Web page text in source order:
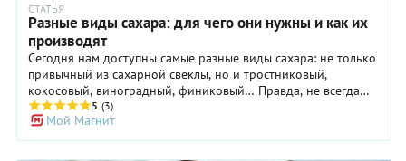
СТАТЬЯ
Разные виды сахара: для чего они нужны и как их
производят
Сегодня нам доступны самые разные виды сахара: не только
привычный из сахарной свеклы, но и тростниковый,
кокосовый, виноградный, финиковый… Правда, не всегда
они взаимозаменяемы. Разберемся, чем отличаются виды
сахара между собой и как их правильно использовать.
5 (3)
Мой Магнит